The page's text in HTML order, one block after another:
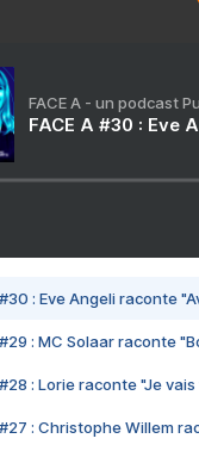
FACE A - un podcast
FACE A #30 : Eve
#30 : Eve Angeli raconte
#29 : MC Solaar raconte
#28 : Lorie raconte "Je
#27 : Christophe Willem